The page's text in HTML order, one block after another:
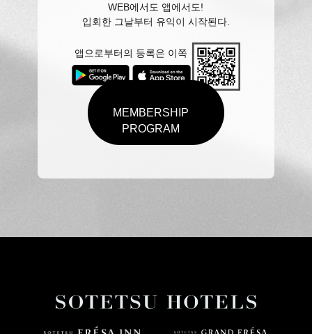
WEB에서도 앱에서도!
입회한 그날부터 유익이 시작된다.
MEMBERSHIP
PROGRAM
앱으로부터의 등록은 이쪽